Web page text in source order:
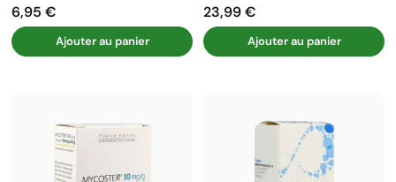
Prix
6,95 €
Ajouter au panier
Prix
23,99 €
Ajouter au panier